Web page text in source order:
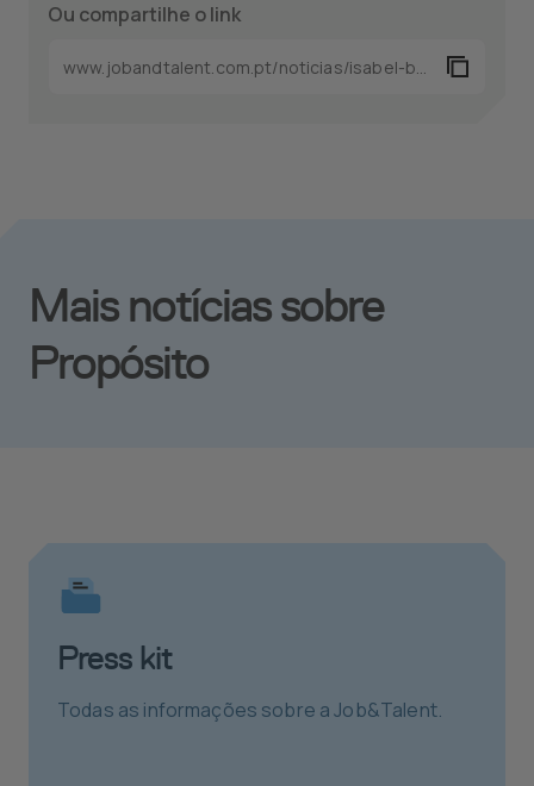
Ou compartilhe o link
Mais notícias sobre
Propósito
Press kit
Todas as informações sobre a Job&Talent.